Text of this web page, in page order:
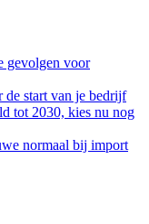
gevolgen voor
start van je bedrijf
tot 2030, kies nu nog
normaal bij import